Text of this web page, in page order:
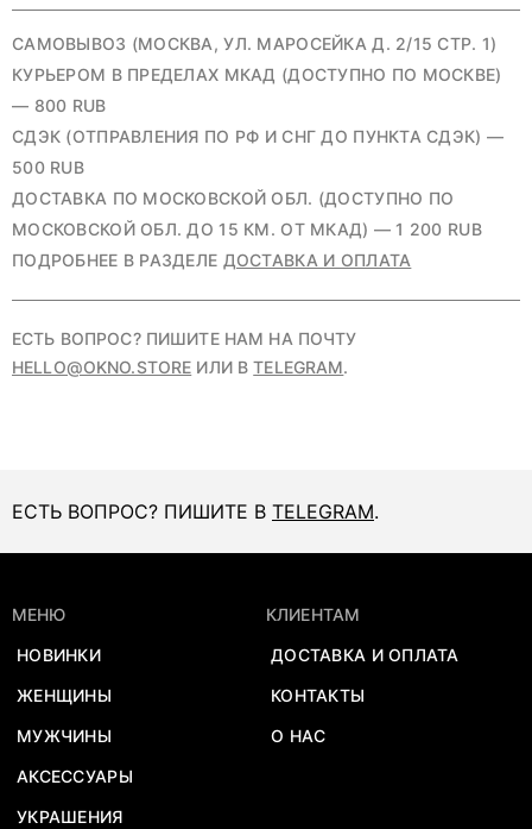
САМОВЫВОЗ (МОСКВА, УЛ. МАРОСЕЙКА Д. 2/15 СТР. 1)
КУРЬЕРОМ В ПРЕДЕЛАХ МКАД (ДОСТУПНО ПО МОСКВЕ)
— 800 RUB
СДЭК (ОТПРАВЛЕНИЯ ПО РФ И СНГ ДО ПУНКТА СДЭК) —
500 RUB
ДОСТАВКА ПО МОСКОВСКОЙ ОБЛ. (ДОСТУПНО ПО
МОСКОВСКОЙ ОБЛ. ДО 15 КМ. ОТ МКАД) — 1 200 RUB
ПОДРОБНЕЕ В РАЗДЕЛЕ ДОСТАВКА И ОПЛАТА
ЕСТЬ ВОПРОС? ПИШИТЕ НАМ НА ПОЧТУ
HELLO@OKNO.STORE ИЛИ ВTELEGRAM.
ЕСТЬ ВОПРОС? ПИШИТЕ В TELEGRAM.
МЕНЮ
НОВИНКИ
ЖЕНЩИНЫ
МУЖЧИНЫ
АКСЕССУАРЫ
УКРАШЕНИЯ
КЛИЕНТАМ
ДОСТАВКА И ОПЛАТА
КОНТАКТЫ
О НАС